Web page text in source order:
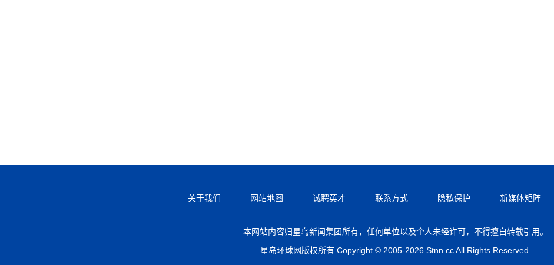
关于我们 网站地图 诚聘英才 联系方式 隐私保护 新媒体矩阵
本网站内容归星岛新闻集团所有，任何单位以及个人未经许可，不得擅自转载引用。
星岛环球网版权所有 Copyright © 2005-2026 Stnn.cc All Rights Reserved.